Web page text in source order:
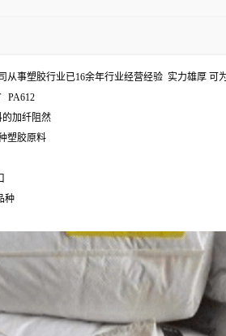
事塑胶行业已16余年行业经营经验 实力雄厚
加纤阻然
塑胶原料
种